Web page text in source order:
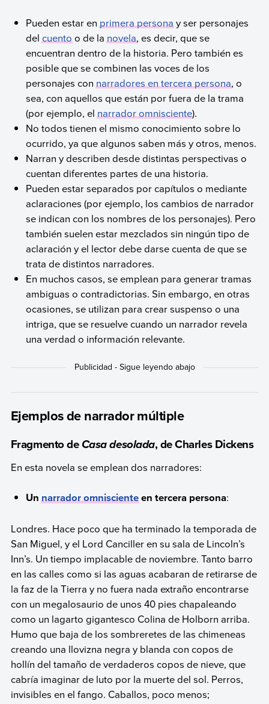
Pueden estar enprimera personay ser personajes
delcuentoo de lanovela, es decir, que se
encuentran dentro de la historia. Pero también es
posible que se combinen las voces de los
personajes connarradores en tercera persona, o
sea, con aquellos que están por fuera de la trama
(por ejemplo, elnarrador omnisciente).
No todos tienen el mismo conocimiento sobre lo
ocurrido, ya que algunos saben más y otros, menos.
Narran y describen desde distintas perspectivas o
cuentan diferentes partes de una historia.
Pueden estar separados por capítulos o mediante
aclaraciones (por ejemplo, los cambios de narrador
se indican con los nombres de los personajes). Pero
también suelen estar mezclados sin ningún tipo de
aclaración y el lector debe darse cuenta de que se
trata de distintos narradores.
En muchos casos, se emplean para generar tramas
ambiguas o contradictorias. Sin embargo, en otras
ocasiones, se utilizan para crear suspenso o una
intriga, que se resuelve cuando un narrador revela
una verdad o información relevante.
Ejemplos de narrador múltiple
Fragmento deCasa desolada, de Charles Dickens
En esta novela se emplean dos narradores:
Unnarrador omniscienteen tercera persona:
Londres. Hace poco que ha terminado la temporada de
San Miguel, y el Lord Canciller en su sala de Lincoln’s
Inn’s. Un tiempo implacable de noviembre. Tanto barro
en las calles como si las aguas acabaran de retirarse de
la faz de la Tierra y no fuera nada extraño encontrarse
con un megalosaurio de unos 40 pies chapaleando
como un lagarto gigantesco Colina de Holborn arriba.
Humo que baja de los sombreretes de las chimeneas
creando una llovizna negra y blanda con copos de
hollín del tamaño de verdaderos copos de nieve, que
cabría imaginar de luto por la muerte del sol. Perros,
invisibles en el fango. Caballos, poco menos;